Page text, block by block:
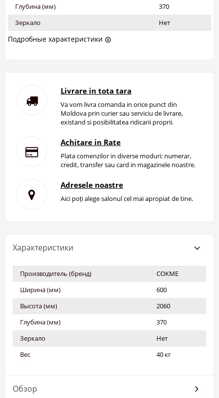
Глубина (мм)
370
Зеркало
Нет
Подробные характеристики
Livrare in tota tara
Va vom livra comanda in orice punct din
Moldova prin curier sau serviciu de livrare,
existand si posibilitatea ridicarii proprii.
Achitare in Rate
Plata comenzilor in diverse moduri: numerar,
credit, transfer sau card in magazinele noastre.
Adresele noastre
Aici poți alege salonul cel mai apropiat de tine.
Характеристики
Производитель (бренд)
СОКМЕ
Ширина (мм)
600
Высота (мм)
2060
Глубина (мм)
370
Зеркало
Нет
Вес
40 кг
Обзор